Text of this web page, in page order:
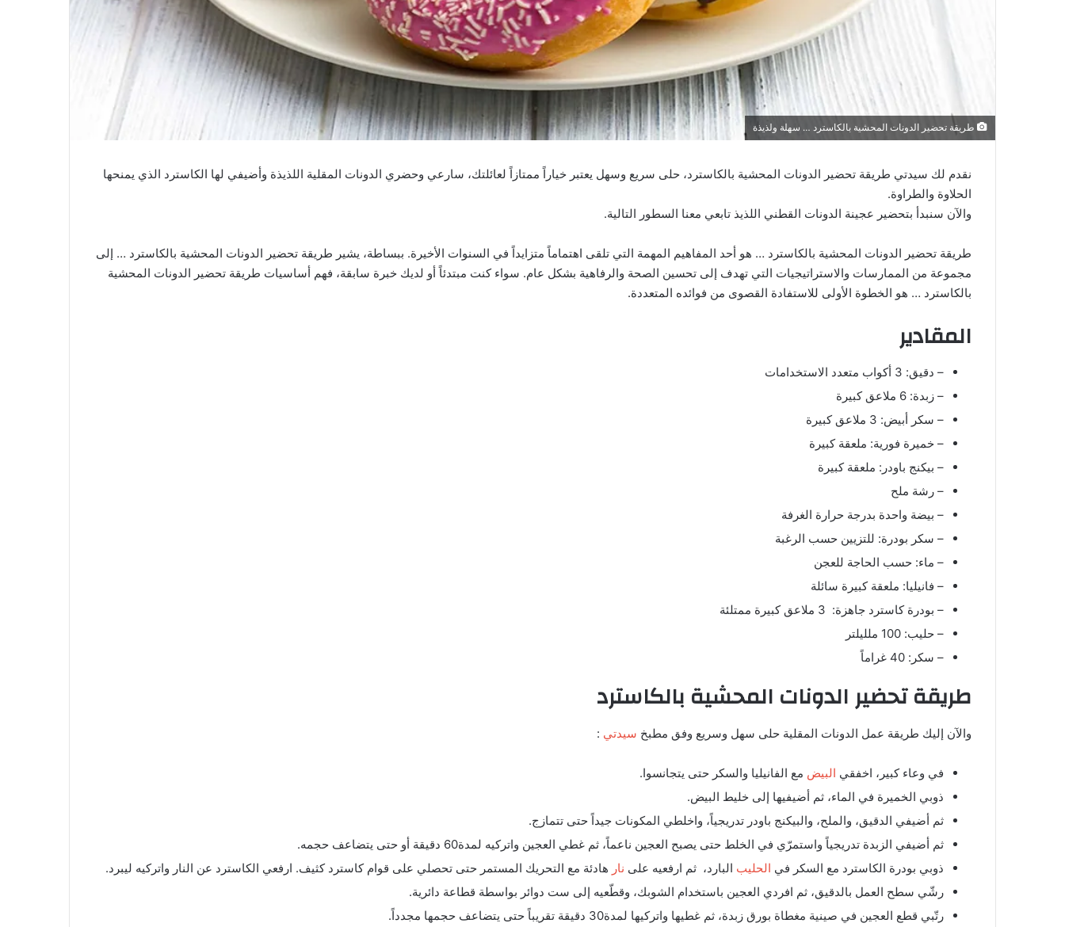
طريقة تحضير الدونات المحشية بالكاسترد … سهلة ولذيذة
نقدم لك سيدتي طريقة تحضير الدونات المحشية بالكاسترد، حلى سريع وسهل يعتبر خياراً ممتازاً لعائلتك، سارعي وحضري الدونات المقلية اللذيذة وأضيفي لها الكاسترد الذي يمنحها
الحلاوة والطراوة.
والآن سنبدأ بتحضير عجينة الدونات القطني اللذيذ تابعي معنا السطور التالية.
طريقة تحضير الدونات المحشية بالكاسترد … هو أحد المفاهيم المهمة التي تلقى اهتماماً متزايداً في السنوات الأخيرة. ببساطة، يشير طريقة تحضير الدونات المحشية بالكاسترد … إلى
مجموعة من الممارسات والاستراتيجيات التي تهدف إلى تحسين الصحة والرفاهية بشكل عام. سواء كنت مبتدئاً أو لديك خبرة سابقة، فهم أساسيات طريقة تحضير الدونات المحشية
بالكاسترد … هو الخطوة الأولى للاستفادة القصوى من فوائده المتعددة.
المقادير
– دقيق: 3 أكواب متعدد الاستخدامات
– زبدة: 6 ملاعق كبيرة
– سكر أبيض: 3 ملاعق كبيرة
– خميرة فورية: ملعقة كبيرة
– بيكنج باودر: ملعقة كبيرة
– رشة ملح
– بيضة واحدة بدرجة حرارة الغرفة
– سكر بودرة: للتزيين حسب الرغبة
– ماء: حسب الحاجة للعجن
– فانيليا: ملعقة كبيرة سائلة
– بودرة كاسترد جاهزة: 3 ملاعق كبيرة ممتلئة
– حليب: 100 ملليلتر
– سكر: 40 غراماً
طريقة تحضير الدونات المحشية بالكاسترد
والآن إليك طريقة عمل الدونات المقلية حلى سهل وسريع وفق مطبخ سيدتي :
في وعاء كبير، اخفقي البيض مع الفانيليا والسكر حتى يتجانسوا.
ذوبي الخميرة في الماء، ثم أضيفيها إلى خليط البيض.
ثم أضيفي الدقيق، والملح، والبيكنج باودر تدريجياً، واخلطي المكونات جيداً حتى تتمازج.
ثم أضيفي الزبدة تدريجياً واستمرّي في الخلط حتى يصبح العجين ناعماً، ثم غطي العجين واتركيه لمدة60 دقيقة أو حتى يتضاعف حجمه.
ذوبي بودرة الكاسترد مع السكر في الحليب البارد، ثم ارفعيه على نار هادئة مع التحريك المستمر حتى تحصلي على قوام كاسترد كثيف. ارفعي الكاسترد عن النار واتركيه ليبرد.
رشّي سطح العمل بالدقيق، ثم افردي العجين باستخدام الشوبك، وقطّعيه إلى ست دوائر بواسطة قطاعة دائرية.
رتّبي قطع العجين في صينية مغطاة بورق زبدة، ثم غطيها واتركيها لمدة30 دقيقة تقريباً حتى يتضاعف حجمها مجدداً.